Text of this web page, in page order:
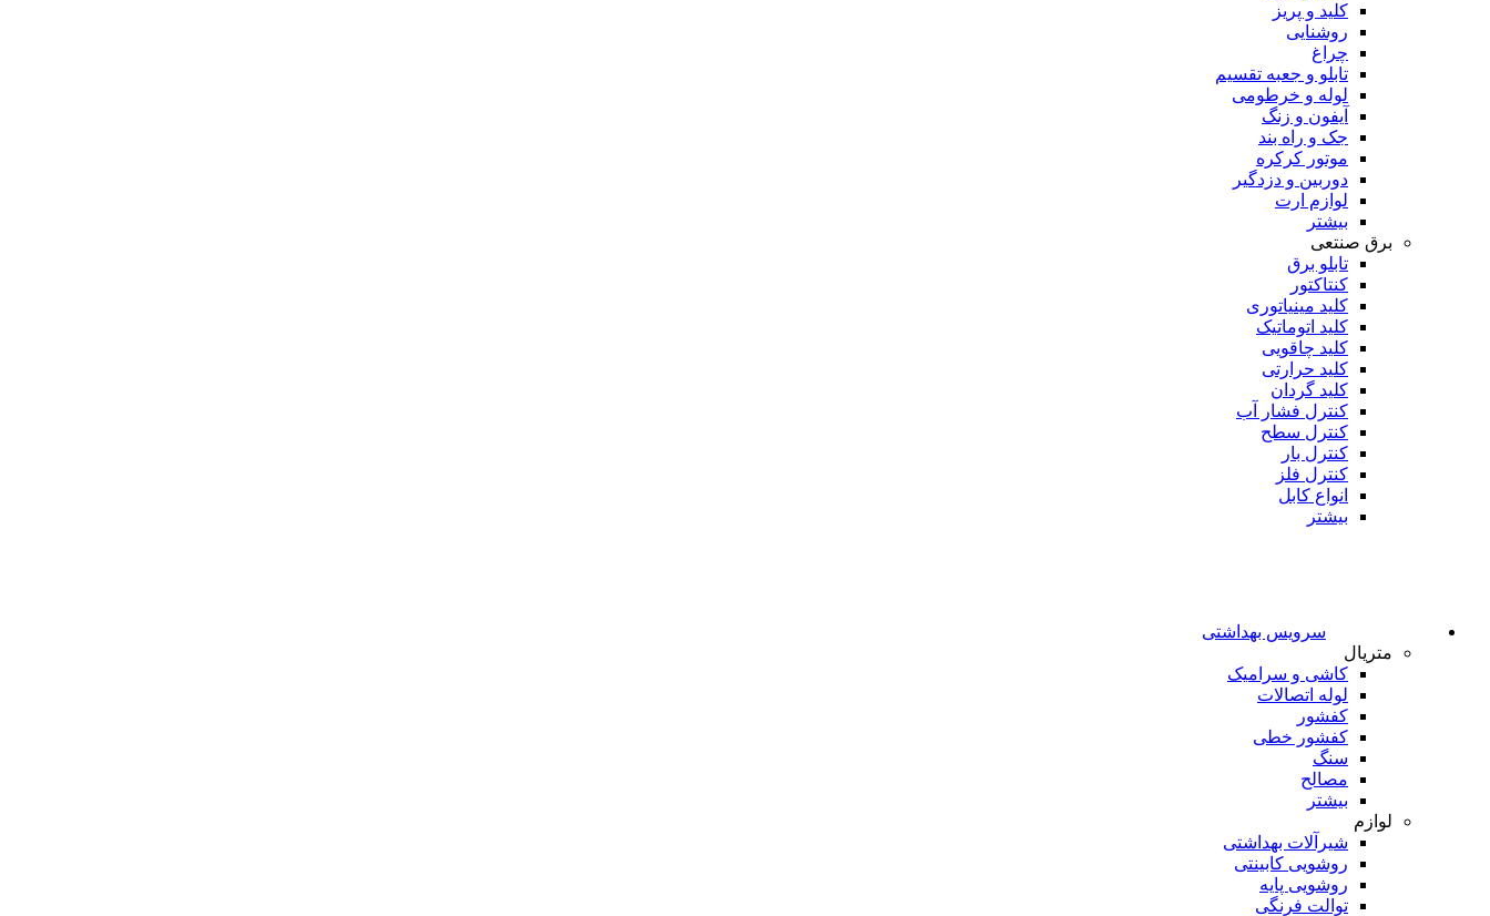
کلید و پریز
روشنایی
چراغ
تابلو و جعبه تقسیم
لوله و خرطومی
آیفون و زنگ
جک و راه بند
موتور کرکره
دوربین و دزدگیر
لوازم ارت
بیشتر
برق صنتعی
تابلو برق
کنتاکتور
کلید مینیاتوری
کلید اتوماتیک
کلید چاقویی
کلید حرارتی
کلید گردان
کنترل فشار آب
کنترل سطح
کنترل بار
کنترل فلز
انواع کابل
بیشتر
سرویس بهداشتی
متریال
کاشی و سرامیک
لوله اتصالات
کفشور
کفشور خطی
سنگ
مصالح
بیشتر
لوازم
شیرآلات بهداشتی
روشویی کابینتی
روشویی پایه
توالت فرنگی